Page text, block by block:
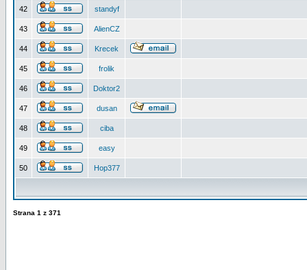
42 standyf
43 AlienCZ
44 Krecek
45 frolik
46 Doktor2
47 dusan
48 ciba
49 easy
50 Hop377
Strana 1 z 371